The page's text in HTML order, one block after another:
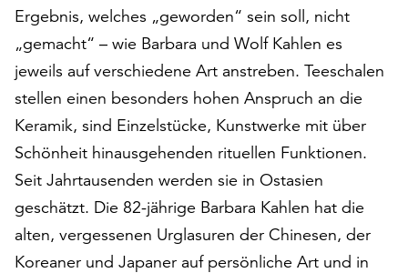
können
Ihr
Einverständnis
jederzeit
ändern
und
widerrufen.
Dafür
steht
Ihnen
am
Ende
Ergebnis, welches „geworden“ sein soll, nicht
„gemacht“ – wie Barbara und Wolf Kahlen es
jeweils auf verschiedene Art anstreben. Teeschalen
stellen einen besonders hohen Anspruch an die
Keramik, sind Einzelstücke, Kunstwerke mit über
Schönheit hinausgehenden rituellen Funktionen.
Seit Jahrtausenden werden sie in Ostasien
geschätzt. Die 82-jährige Barbara Kahlen hat die
alten, vergessenen Urglasuren der Chinesen, der
Koreaner und Japaner auf persönliche Art und in